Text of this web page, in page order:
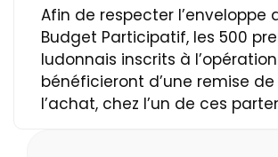
Afin de respecter l’enveloppe
Budget Participatif, les 500
ludonnais inscrits à l’opération
bénéficieront d’une remise
l’achat, chez l’un de ces